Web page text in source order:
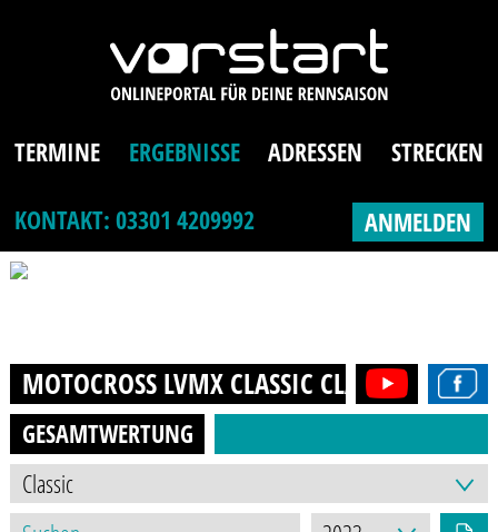
TERMINE ERGEBNISSE ADRESSEN
STRECKEN
KONTAKT: 03301 4209992
ANMELDEN
MOTOCROSS LVMX CLASSIC CLASSIC 2023
GESAMTWERTUNG